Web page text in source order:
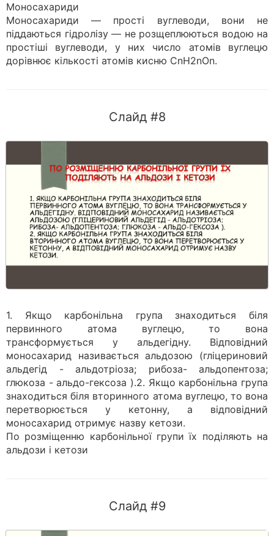
Моносахариди
Моносахариди — прості вуглеводи, вони не
піддаються гідролізу — не розщеплюються водою на
простіші вуглеводи, у них число атомів вуглецю
дорівнює кількості атомів кисню СnН2nОn.
Слайд #8
1. Якщо карбонільна група знаходиться біля
первинного атома вуглецю, то вона
трансформується у альдегідну. Відповідний
моносахарид називається альдозою (гліцериновий
альдегід - альдотріоза; рибоза- альдопентоза;
глюкоза - альдо-гексоза ).2. Якщо карбонільна група
знаходиться біля вторинного атома вуглецю, то вона
перетворюється у кетонну, а відповідний
моносахарид отримує назву кетози.
По розміщенню карбонільної групи їх поділяють на
альдози і кетози
Слайд #9